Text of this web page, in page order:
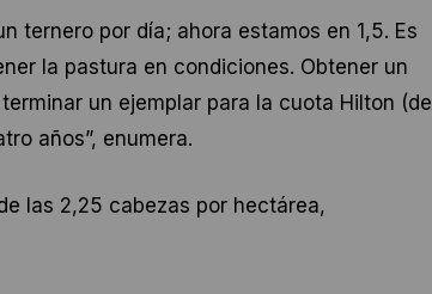
ternero por día; ahora estamos en 1,5. Es
la pastura en condiciones. Obtener un
un ejemplar para la cuota Hilton (de
años”, enumera.
las 2,25 cabezas por hectárea,